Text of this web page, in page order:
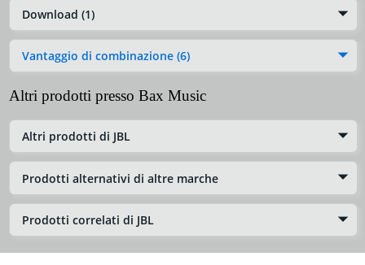
Download (1)
Vantaggio di combinazione (6)
Altri prodotti presso Bax Music
Altri prodotti di JBL
Prodotti alternativi di altre marche
Prodotti correlati di JBL